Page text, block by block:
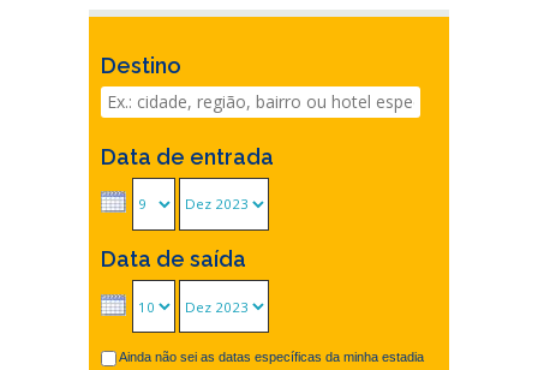
Destino
Data de entrada
Data de saída
Ainda não sei as datas específicas da minha estadia